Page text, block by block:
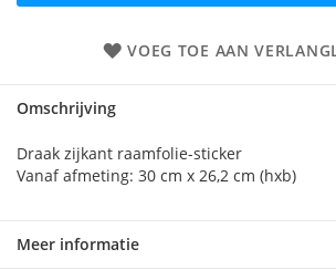
VOEG TOE AAN
Omschrijving
Draak zijkant raamfolie-sticker
Vanaf afmeting: 30 cm x 26,2 cm (hxb)
Meer informatie